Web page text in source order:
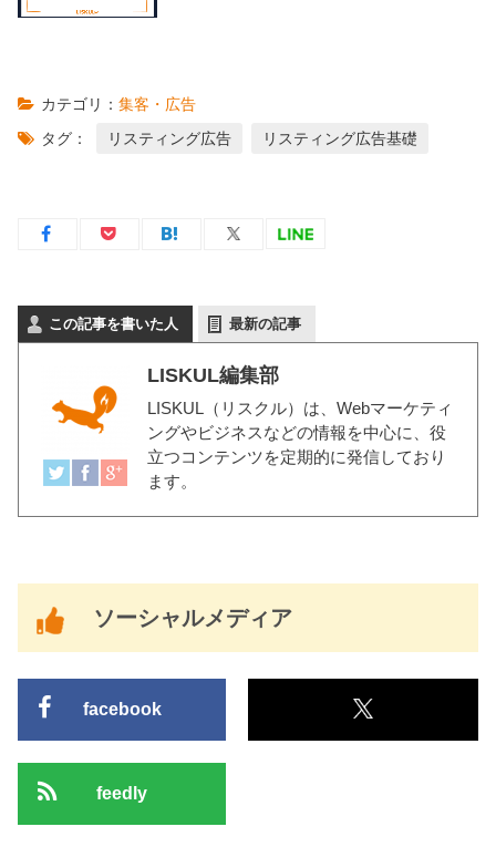
カテゴリ： 集客・広告
タグ：
リスティング広告 リスティング広告基礎
この記事を書いた人 最新の記事
LISKUL編集部
LISKUL（リスクル） は、Webマーケティ
ングやビジネスなどの情報を中心に、役
立つコンテンツを定期的に発信しており
ます。
ソーシャルメディア
facebook
feedly